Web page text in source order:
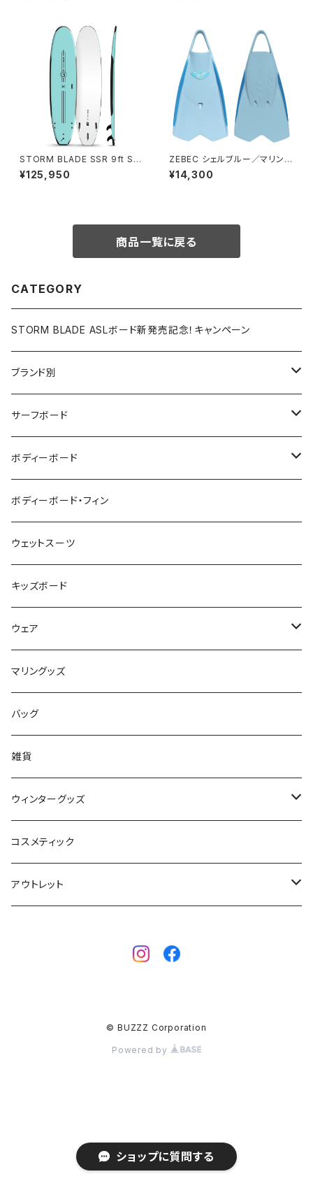
ショップに質問する
STORM BLADE SSR 9ft Sur
fboard - ICE MINT
¥125,950
ZEBEC シェルブルー／マリンブ
ルー
¥14,300
商品一覧に戻る
CATEGORY
STORM BLADE ASLボード新発売記念！キャンペーン
ブランド別
V-BODY BOARDS
ZEBEC
pride.m
FLOCO
Mermaid & Guys
UNDERSERIES
TABIE REVO
AQA
STORMBLADE
サーフボード
SUP
BBS / EAU WETSUITS
GO NATURE
MAHALO
サーフボード
サーフボード
フィン
サーフボードアクセサリー
ボディーボード
ボディーボード
BBフィン
BBアクセサリー
コイルコード
ボードケース
ボディーボード・フィン
ウェットスーツ
キッズボード
ウェア
メンズ
レディース
キッズ
マリングッズ
バッグ
雑貨
ウィンターグッズ
ブーツ
グローブ
コスメティック
アウトレット
© BUZZZ Corporation
Powered by